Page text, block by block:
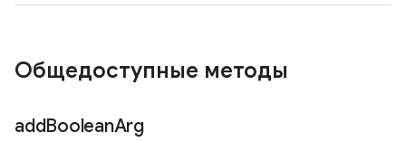
Общедоступные методы
addBooleanArg